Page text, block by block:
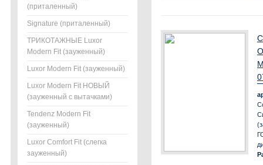
(приталенный)
Signature (приталенный)
ТРИКОТАЖНЫЕ Luxor
Modern Fit (зауженный)
Luxor Modern Fit (зауженный)
Luxor Modern Fit НОВЫЙ
(зауженный с вытачками)
Tendenz Modern Fit
(зауженный)
Luxor Comfort Fit (слегка
зауженный)